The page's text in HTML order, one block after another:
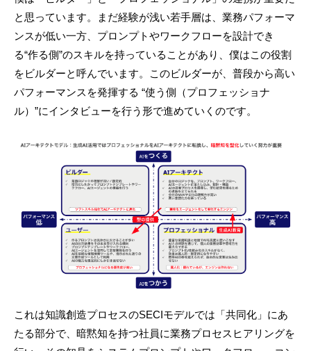
と思っています。まだ経験が浅い若手層は、業務パフォーマ
ンスが低い一方、プロンプトやワークフローを設計でき
る“作る側”のスキルを持っていることがあり、僕はこの役割
をビルダーと呼んでいます。このビルダーが、普段から高い
パフォーマンスを発揮する “使う側（プロフェッショナ
ル）”にインタビューを行う形で進めていくのです。
これは知識創造プロセスのSECIモデルでは「共同化」にあ
たる部分で、暗黙知を持つ社員に業務プロセスヒアリングを